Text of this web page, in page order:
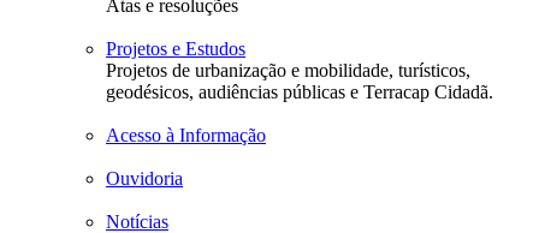
Atas e resoluções
Projetos e Estudos
Projetos de urbanização e mobilidade, turísticos,
geodésicos, audiências públicas e Terracap Cidadã.
Acesso à Informação
Ouvidoria
Notícias